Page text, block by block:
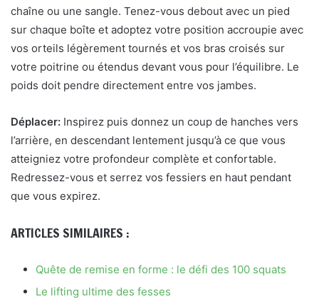
chaîne ou une sangle. Tenez-vous debout avec un pied
sur chaque boîte et adoptez votre position accroupie avec
vos orteils légèrement tournés et vos bras croisés sur
votre poitrine ou étendus devant vous pour l’équilibre. Le
poids doit pendre directement entre vos jambes.
Déplacer: Inspirez puis donnez un coup de hanches vers
l’arrière, en descendant lentement jusqu’à ce que vous
atteigniez votre profondeur complète et confortable.
Redressez-vous et serrez vos fessiers en haut pendant
que vous expirez.
ARTICLES SIMILAIRES :
Quête de remise en forme : le défi des 100 squats
Le lifting ultime des fesses